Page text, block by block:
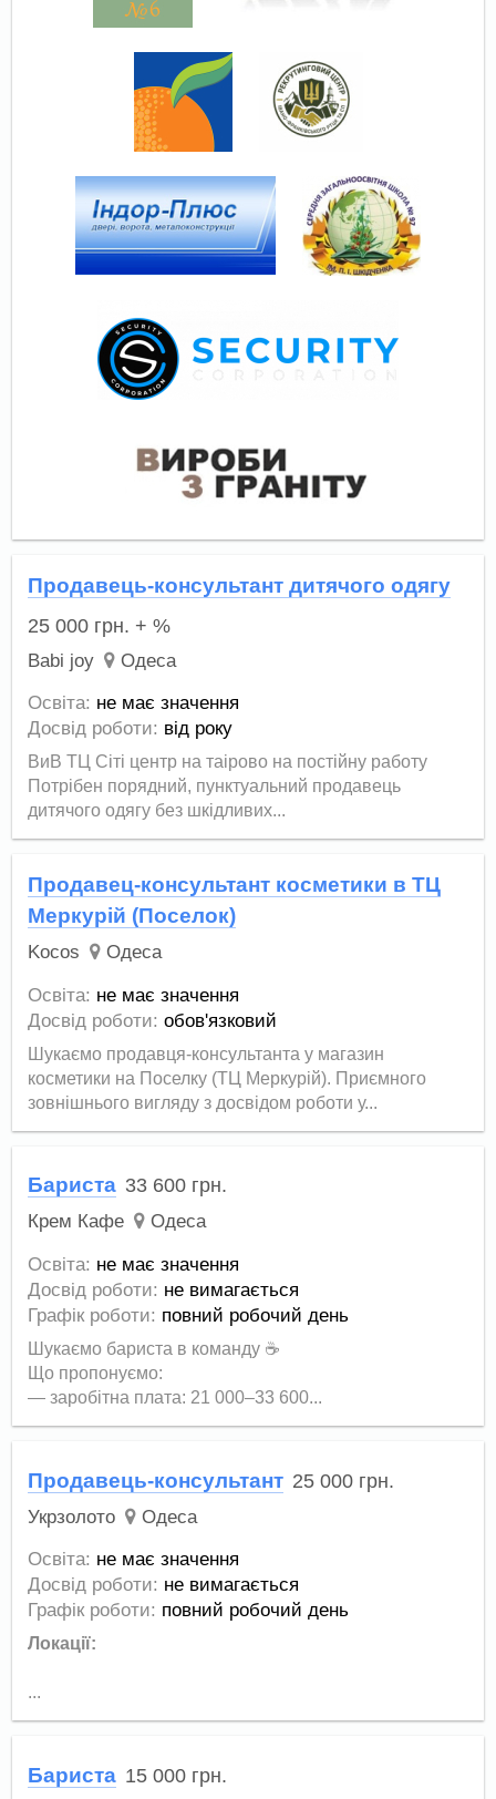
Продавець-консультант дитячого одягу
25 000 грн. + %
Babi joy Одеса
Освіта: не має значення
Досвід роботи: від року
ВиВ ТЦ Сіті центр на таірово на постійну работу
Потрібен порядний, пунктуальний продавець
дитячого одягу без шкідливих...
Продавец-консультант косметики в ТЦ
Меркурій (Поселок)
Kocos Одеса
Освіта: не має значення
Досвід роботи: обов'язковий
Шукаємо продавця-консультанта у магазин
косметики на Поселку (ТЦ Меркурій). Приємного
зовнішнього вигляду з досвідом роботи у...
Бариста 33 600 грн.
Крем Кафе Одеса
Освіта: не має значення
Досвід роботи: не вимагається
Графік роботи: повний робочий день
Шукаємо бариста в команду ☕️
Що пропонуємо:
— заробітна плата: 21 000–33 600...
Продавець-консультант 25 000 грн.
Укрзолото Одеса
Освіта: не має значення
Досвід роботи: не вимагається
Графік роботи: повний робочий день
Локації:
...
Бариста 15 000 грн.